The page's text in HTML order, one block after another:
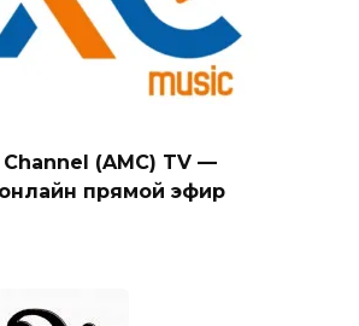
(AMC) TV —
прямой эфир